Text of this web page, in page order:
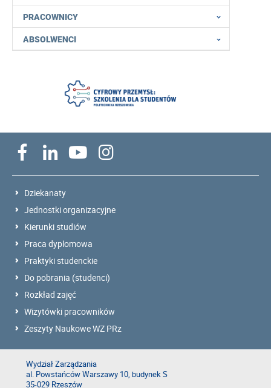
PRACOWNICY
ABSOLWENCI
Dziekanaty
Jednostki organizacyjne
Kierunki studiów
Praca dyplomowa
Praktyki studenckie
Do pobrania (studenci)
Rozkład zajęć
Wizytówki pracowników
Zeszyty Naukowe WZ PRz
Wydział Zarządzania
al. Powstańców Warszawy 10, budynek S
35-029 Rzeszów